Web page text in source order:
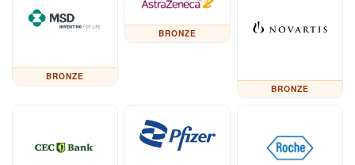
BRONZE
BRONZE
BRONZE